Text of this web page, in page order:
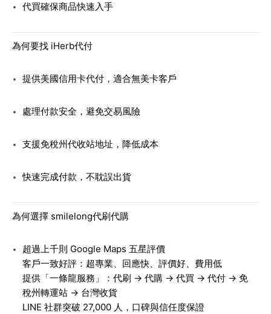
代買確保商品快速入手
為何要找 iHerb代付
提供美國信用卡代付，適合無美卡客戶
處理付款安全，避免交易風險
支援免稅州代收站地址，降低成本
快速完成付款，不耽誤出貨
為何選擇 smilelong代刷代購
超過上千則 Google Maps 五星評價
客戶一致好評：超專業、回應快、評價好、費用低
提供「一條龍服務」：代刷 → 代購 → 代買 → 代付 → 免
稅州轉運站 → 台灣收貨
LINE 社群突破 27,000 人，口碑與信任度保證